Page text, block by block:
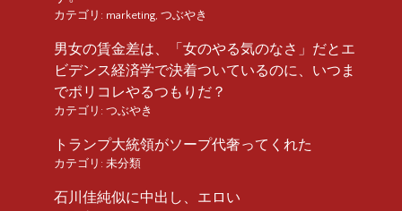
カテゴリ: marketing つぶやき
男女の賃金差は、「女のやる気のなさ」だとエ
ビデンス経済学で決着ついているのに、いつま
でポリコレやるつもりだ？
カテゴリ: つぶやき
トランプ大統領がソープ代奢ってくれた
カテゴリ: 未分類
石川佳純似に中出し、エロい